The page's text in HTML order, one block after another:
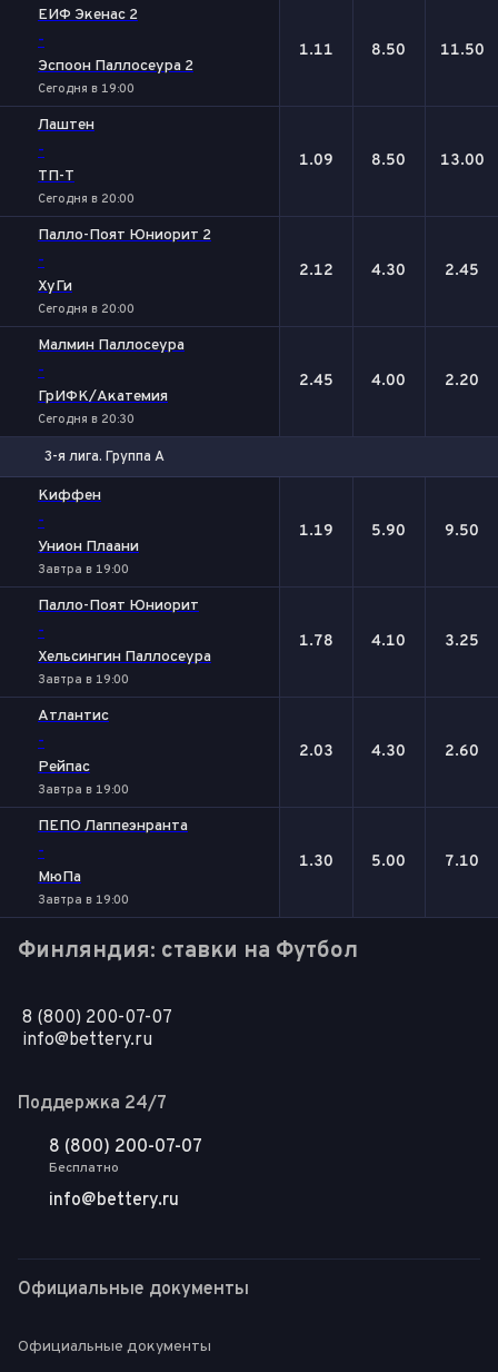
ЕИФ Экенас 2
-
Эспоон Паллосеура 2
Сегодня в 19:00
1.11 8.50 11.50
Лаштен
-
ТП-Т
Сегодня в 20:00
1.09 8.50 13.00
Палло-Поят Юниорит 2
-
ХуГи
Сегодня в 20:00
2.12 4.30 2.45
Малмин Паллосеура
-
ГрИФК/Акатемия
Сегодня в 20:30
2.45 4.00 2.20
3-я лига. Группа А
Киффен
-
Унион Плаани
Завтра в 19:00
1.19 5.90 9.50
Палло-Поят Юниорит
-
Хельсингин Паллосеура
Завтра в 19:00
1.78 4.10 3.25
Атлантис
-
Рейпас
Завтра в 19:00
2.03 4.30 2.60
ПЕПО Лаппеэнранта
-
МюПа
Завтра в 19:00
1.30 5.00 7.10
Финляндия: ставки на Футбол
8 (800) 200-07-07
info@bettery.ru
Поддержка 24/7
8 (800) 200-07-07
Бесплатно
info@bettery.ru
Официальные документы
Официальные документы